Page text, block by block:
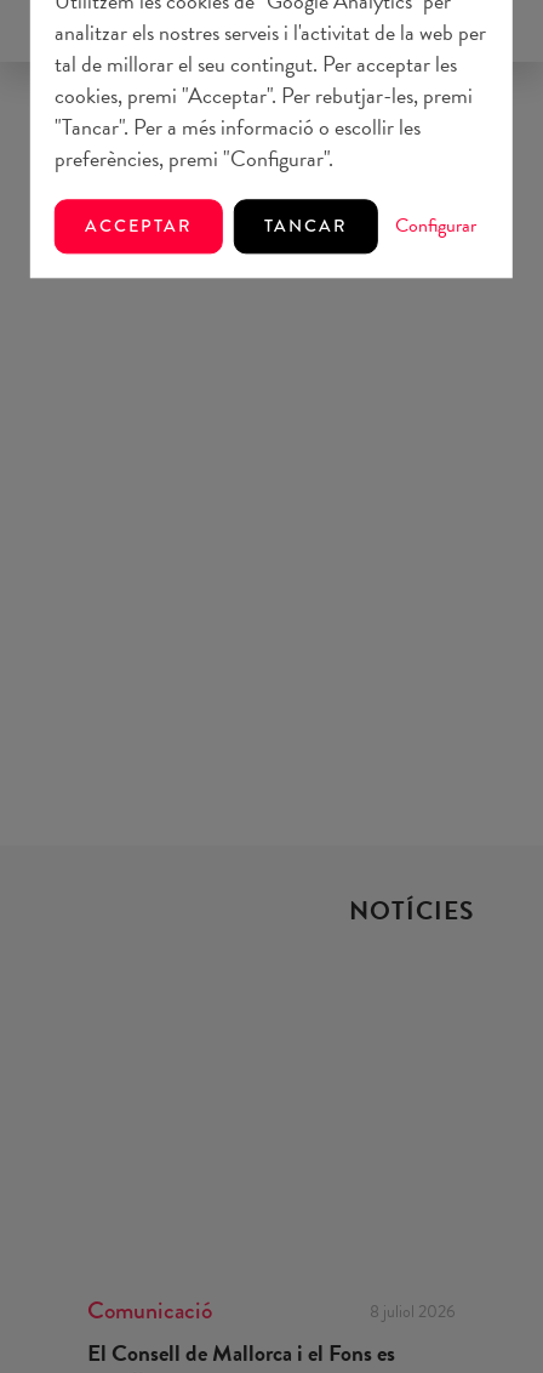
NOTÍCIES
Comunicació 8 juliol 2026
El Consell de Mallorca i el Fons es
analitzar els nostres serveis i l'activitat de la web per
tal de millorar el seu contingut. Per acceptar les
cookies, premi "Acceptar". Per rebutjar-les, premi
"Tancar". Per a més informació o escollir les
preferències, premi "Configurar".
ACCEPTAR TANCAR Configurar